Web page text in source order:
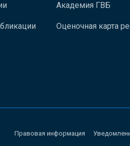
Академия ГВБ
Оценочная карта
Правовая информация